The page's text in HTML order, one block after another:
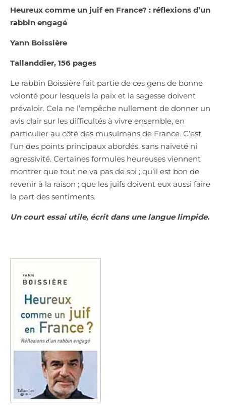
Heureux comme un juif en France? : réflexions d’un
rabbin engagé
Yann Boissière
Tallanddier, 156 pages
Le rabbin Boissière fait partie de ces gens de bonne
volonté pour lesquels la paix et la sagesse doivent
prévaloir. Cela ne l’empêche nullement de donner un
avis clair sur les difficultés à vivre ensemble, en
particulier au côté des musulmans de France. C’est
l’un des points principaux abordés, sans naïveté ni
agressivité. Certaines formules heureuses viennent
montrer que tout ne va pas de soi ; qu’il est bon de
revenir à la raison ; que les juifs doivent eux aussi faire
la part des sentiments.
Un court essai utile, écrit dans une langue limpide.